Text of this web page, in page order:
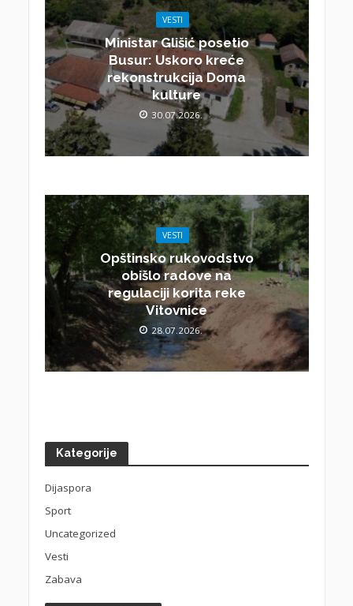
VESTI
Ministar Glišić posetio
Busur: Uskoro kreće
rekonstrukcija Doma
kulture
30.07.2026.
VESTI
Opštinsko rukovodstvo
obišlo radove na
regulaciji korita reke
Vitovnice
28.07.2026.
Kategorije
Dijaspora
Sport
Uncategorized
Vesti
Zabava